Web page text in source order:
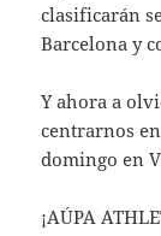
clasificarán
Barcelona y
Y ahora a
centrarnos
domingo en
¡AÚPA